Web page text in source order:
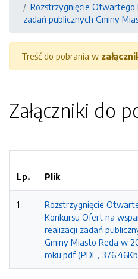
Rozstrzygnięcie Otwartego
zadań publicznych Gminy
Treść do pobrania w
Załączniki do
Lp. Plik
1
Rozstrzygnięcie
Konkursu Ofert na
realizacji zadań
Gminy Miasto Reda w
roku.pdf (PDF,